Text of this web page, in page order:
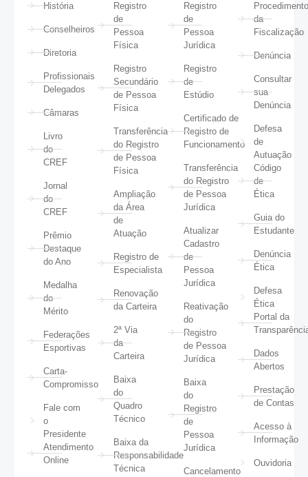
História
Conselheiros
Diretoria
Profissionais
Delegados
Câmaras
Livro
do
CREF
Jornal
do
CREF
Prêmio
Destaque
do Ano
Medalha
do
Mérito
Federações
Esportivas
Carta-
Compromisso
Fale com
o
Presidente
Atendimento
Online
Registro
de
Pessoa
Física
Registro
Secundário
de Pessoa
Física
Transferência
do Registro
de Pessoa
Física
Ampliação
da Área
de
Atuação
Registro de
Especialista
Renovação
da Carteira
2ª Via
da
Carteira
Baixa
do
Quadro
Técnico
Baixa da
Responsabilidade
Técnica
Registro
de
Pessoa
Jurídica
Registro
de
Estúdio
Certificado de
Registro de
Funcionamento
Transferência
do Registro
de Pessoa
Jurídica
Atualizar
Cadastro
de
Pessoa
Jurídica
Reativação
do
Registro
de Pessoa
Jurídica
Baixa
do
Registro
de
Pessoa
Jurídica
Cancelamento
da
Fiscalização
Denúncia
Consultar
sua
Denúncia
Defesa
de
Autuação
Código
de
Ética
Guia do
Estudante
Denúncia
Ética
Defesa
Ética
Portal da
Dados
Abertos
Prestação
de Contas
Acesso à
Informação
Ouvidoria